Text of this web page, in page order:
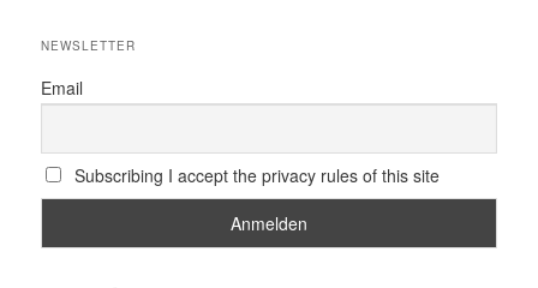
NEWSLETTER
Email
Subscribing I accept the privacy rules of this site